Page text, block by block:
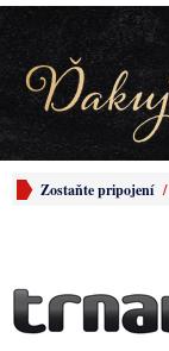
Zostaňte pripojení /